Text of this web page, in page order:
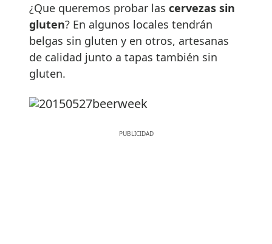
¿Que queremos probar las cervezas sin
gluten? En algunos locales tendrán
belgas sin gluten y en otros, artesanas
de calidad junto a tapas también sin
gluten.